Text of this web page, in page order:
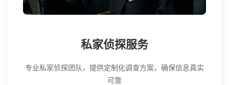
私家侦探服务
专业私家侦探团队，提供定制化调查方案，确保信息真实
可靠